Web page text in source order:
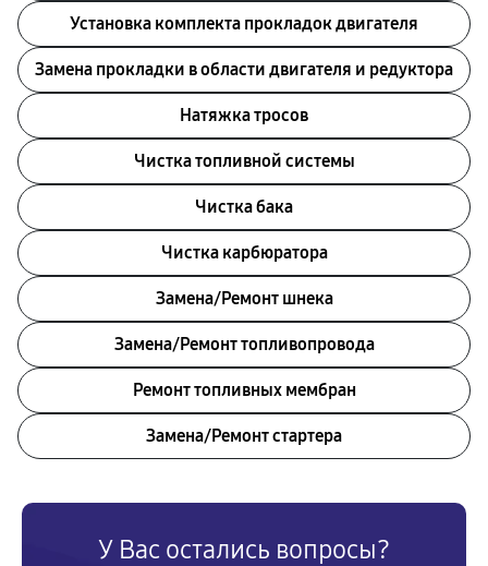
Установка комплекта прокладок двигателя
Замена прокладки в области двигателя и редуктора
Натяжка тросов
Чистка топливной системы
Чистка бака
Чистка карбюратора
Замена/Pемонт шнека
Замена/Pемонт топливопровода
Ремонт топливных мембран
Замена/Pемонт стартера
У Вас остались вопросы?